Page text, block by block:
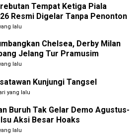
Tempat Ketiga Piala
Resmi Digelar Tanpa Penonton
lalu
Chelsea, Derby Milan
Jelang Tur Pramusim
lalu
Kunjungi Tangsel
yang lalu
Buruh Tak Gelar Demo Agustus-
Aksi Besar Hoaks
lalu